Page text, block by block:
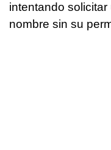
intentando
nombre sin su